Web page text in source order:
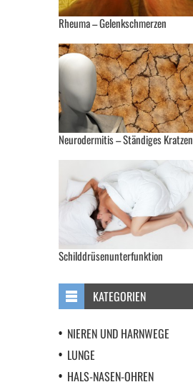
Rheuma – Gelenkschmerzen
Neurodermitis – Ständiges Kratzen
Schilddrüsenunterfunktion
KATEGORIEN
NIEREN UND HARNWEGE
LUNGE
HALS-NASEN-OHREN